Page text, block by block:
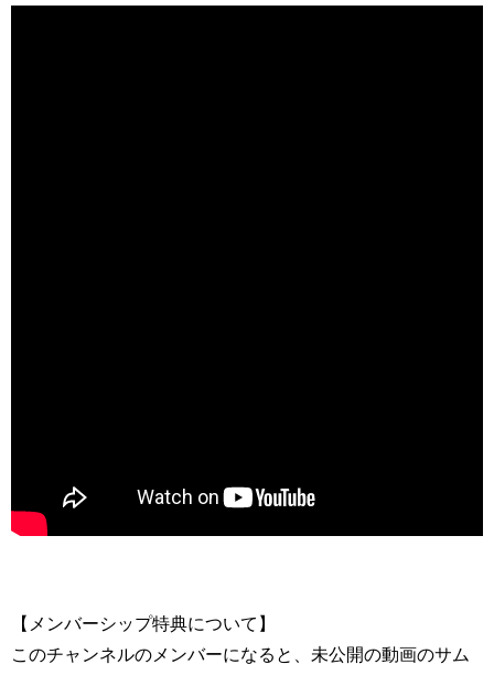
【メンバーシップ特典について】
このチャンネルのメンバーになると、未公開の動画のサム